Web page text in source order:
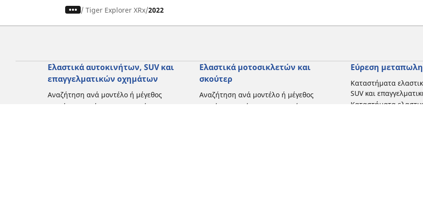
/ Tiger Explorer XRx 2022
Ελαστικά αυτοκινήτων, SUV και
επαγγελματικών οχημάτων
Αναζήτηση ανά μοντέλο ή μέγεθος
Περιήγηση ανά κατασκευαστή
Ελαστικά μοτοσικλετών και
σκούτερ
Αναζήτηση ανά μοντέλο ή μέγεθος
Περιήγηση ανά κατασκευαστή
Εύρεση
Καταστήματα
SUV και
Καταστήματα